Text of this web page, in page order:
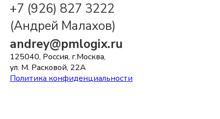
+7 (926) 827 3222
(Андрей Малахов)
andrey@pmlogix.ru
125040, Россия, г.Москва,
ул. М. Расковой, 22А
Политика конфиденциальности